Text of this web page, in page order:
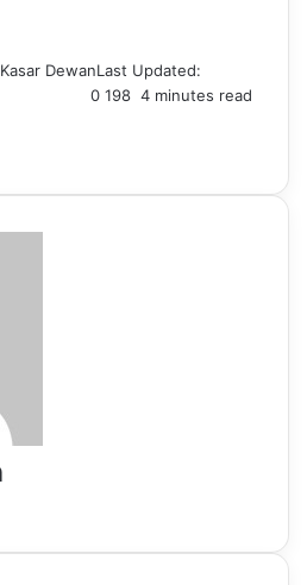
Kasar DewanLast Updated:
0 198 4 minutes read